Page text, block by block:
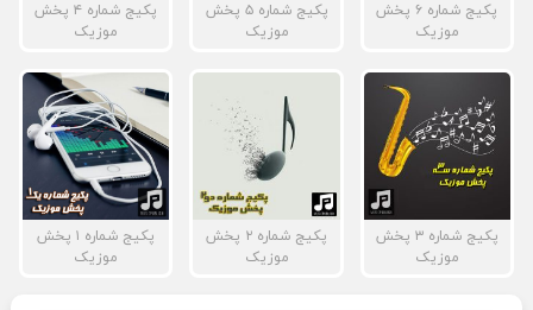
پکیج شماره ۶ پخش
موزیک
پکیج شماره ۵ پخش
موزیک
پکیج شماره ۴ پخش
موزیک
پکیج شماره ۳ پخش
موزیک
پکیج شماره ۲ پخش
موزیک
پکیج شماره ۱ پخش
موزیک